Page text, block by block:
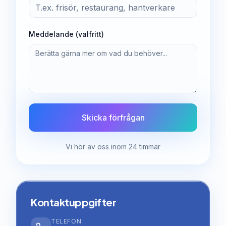
Meddelande (valfritt)
Skicka förfrågan
Vi hör av oss inom 24 timmar
Kontaktuppgifter
TELEFON